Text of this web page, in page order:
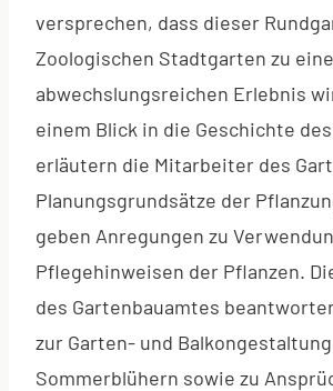
versprechen, dass dieser
Zoologischen Stadtgarten zu
abwechslungsreichen Erlebnis
einem Blick in die Geschichte
erläutern die Mitarbeiter des
Planungsgrundsätze der
geben Anregungen zu
Pflegehinweisen der Pflanzen.
des Gartenbauamtes
zur Garten- und
Sommerblühern sowie zu